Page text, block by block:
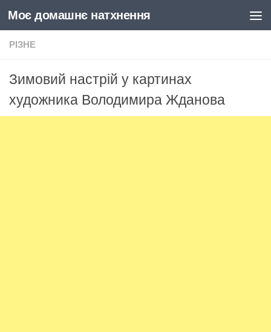
Skip to content
Моє домашнє натхнення
РІЗНЕ
Зимовий настрій у картинах
художника Володимира Жданова